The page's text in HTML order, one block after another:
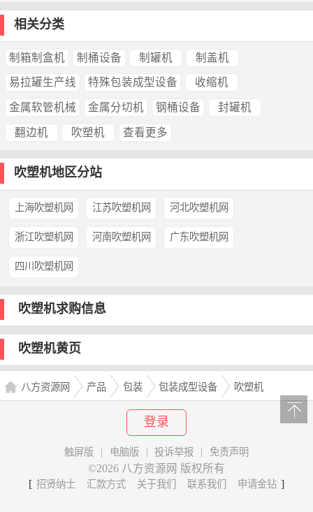
相关分类
制箱制盒机 制桶设备 制罐机 制盖机
易拉罐生产线 特殊包装成型设备 收缩机
金属软管机械 金属分切机 钢桶设备 封罐机
翻边机 吹塑机 查看更多
吹塑机地区分站
上海吹塑机网 江苏吹塑机网 河北吹塑机网
浙江吹塑机网 河南吹塑机网 广东吹塑机网
四川吹塑机网
吹塑机求购信息
吹塑机黄页
八方资源网 产品 包装 包装成型设备 吹塑机
登录
触屏版 | 电脑版 | 投诉举报 | 免责声明
©2026 八方资源网 版权所有
[ 招贤纳士 汇款方式 关于我们 联系我们 申请金钻 ]